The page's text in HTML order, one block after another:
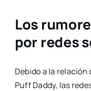
Los
por redes
Debido a la
Puff Daddy, las